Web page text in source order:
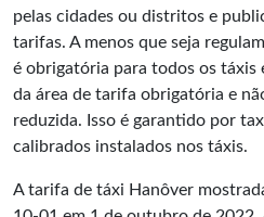
pelas cidades ou distritos e
tarifas. A menos que seja
é obrigatória para todos os táxis
da área de tarifa obrigatória e
reduzida. Isso é garantido por
calibrados instalados nos táxis.
A tarifa de táxi Hanôver